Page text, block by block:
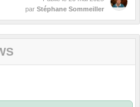
par Stéphane Sommeiller